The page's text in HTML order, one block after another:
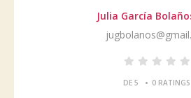
Julia García
DE 5 • 0 RATINGS